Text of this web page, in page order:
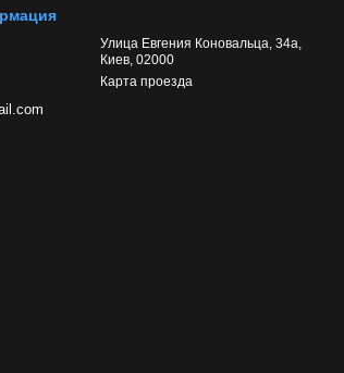
Улица Евгения Коновальца, 34а,
Киев, 02000
Карта проезда